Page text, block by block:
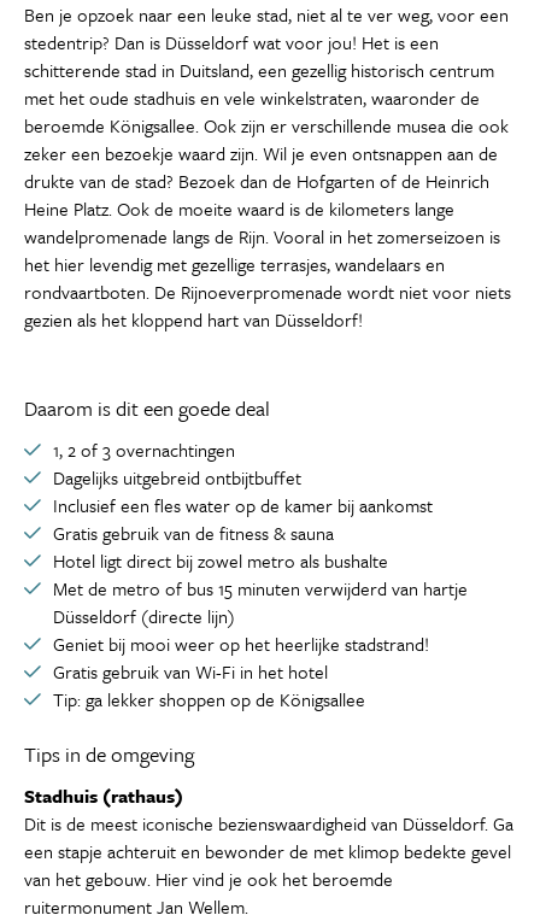
Ben je opzoek naar een leuke stad, niet al te ver weg, voor een
stedentrip? Dan is Düsseldorf wat voor jou! Het is een
schitterende stad in Duitsland, een gezellig historisch centrum
met het oude stadhuis en vele winkelstraten, waaronder de
beroemde Königsallee. Ook zijn er verschillende musea die ook
zeker een bezoekje waard zijn. Wil je even ontsnappen aan de
drukte van de stad? Bezoek dan de Hofgarten of de Heinrich
Heine Platz. Ook de moeite waard is de kilometers lange
wandelpromenade langs de Rijn. Vooral in het zomerseizoen is
het hier levendig met gezellige terrasjes, wandelaars en
rondvaartboten. De Rijnoeverpromenade wordt niet voor niets
gezien als het kloppend hart van Düsseldorf!
Daarom is dit een goede deal
1, 2 of 3 overnachtingen
Dagelijks uitgebreid ontbijtbuffet
Inclusief een fles water op de kamer bij aankomst
Gratis gebruik van de fitness & sauna
Hotel ligt direct bij zowel metro als bushalte
Met de metro of bus 15 minuten verwijderd van hartje
Düsseldorf (directe lijn)
Geniet bij mooi weer op het heerlijke stadstrand!
Gratis gebruik van Wi-Fi in het hotel
Tip: ga lekker shoppen op de Königsallee
Tips in de omgeving
Stadhuis (rathaus)
Dit is de meest iconische bezienswaardigheid van Düsseldorf. Ga
een stapje achteruit en bewonder de met klimop bedekte gevel
van het gebouw. Hier vind je ook het beroemde
ruitermonument Jan Wellem.